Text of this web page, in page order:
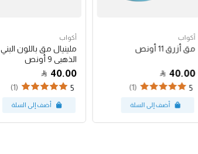
أكواب
مق أزرق 11 أونص
40.00
5
(1)
أكواب
ملينيال مق باللون البني
الذهبي 9 أونص
40.00
5
(1)